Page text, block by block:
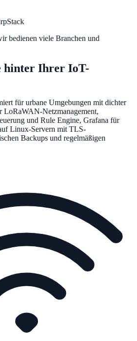
bedienen viele Branchen und
hinter Ihrer IoT-
für urbane Umgebungen mit dichter
LoRaWAN-Netzmanagement,
und Rule Engine, Grafana für
Linux-Servern mit TLS-
Backups und regelmäßigen